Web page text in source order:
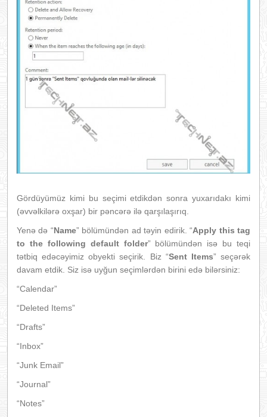
Gördüyümüz kimi bu seçimi etdikdən sonra yuxarıdakı kimi
(əvvəlkilərə oxşar) bir pəncərə ilə qarşılaşırıq.
Yenə də “Name” bölümündən ad təyin edirik. “Apply this tag
to the following default folder” bölümündən isə bu teqi
tətbiq edəcəyimiz obyekti seçirik. Biz “Sent Items” seçərək
davam etdik. Siz isə uyğun seçimlərdən birini edə bilərsiniz:
“Calendar”
“Deleted Items”
“Drafts”
“Inbox”
“Junk Email”
“Journal”
“Notes”